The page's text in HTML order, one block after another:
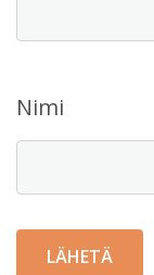
Nimi